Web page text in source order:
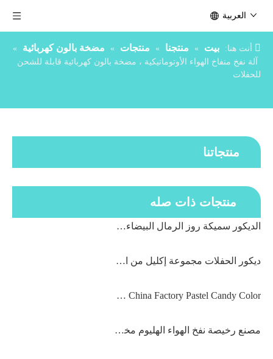
العربية
أنت هنا: بيت » منتجنا » منتجات » مضخة بالون كهربائية
»
آلة نفخ منفاخ الهواء الأوتوماتيكية ، مضخة بالون كهربائية قابلة للشحن
للحفلات
منتجاتنا
منتجات ذات صله
الديكور سميكة روز الرمال البيضاء فول الزيتون الأخضر المشمش اللاتكس خمر ريترو اللون بالون
ديكور الحفلات مجموعة إكليل من البالونات اللاتكس باللون الأزرق الداكن والأبيض والذهبي والذهبي
China Factory Pastel Candy Color معكرون معكرون بالون
مصنع رخيصة نفخ الهواء الهليوم مخصص طباعة شعار شخصية بالون اللاتكس مع شعار المطبوعة